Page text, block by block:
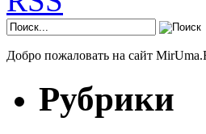
Добро пожаловать на сайт
Рубрики